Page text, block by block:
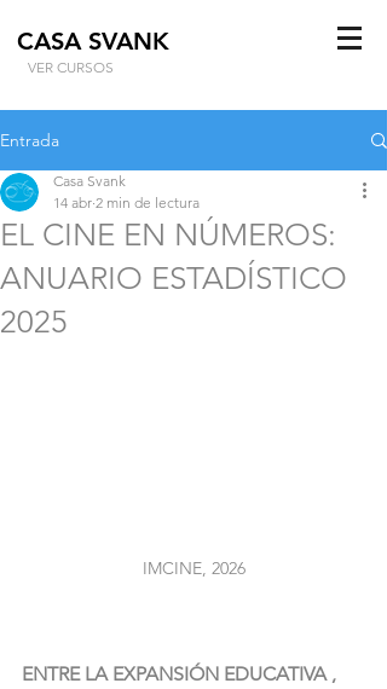
CASA SVANK
VER CURSOS
Entrada
EL CINE EN NÚMEROS:
ANUARIO ESTADÍSTICO
2025
Casa Svank
14 abr 2 min de lectura
IMCINE, 2026
ENTRE LA EXPANSIÓN EDUCATIVA ,